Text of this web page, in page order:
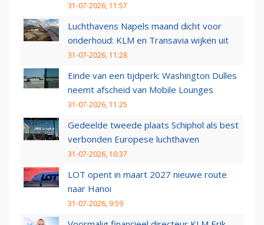
31-07-2026, 11:57
Luchthavens Napels maand dicht voor
onderhoud: KLM en Transavia wijken uit
31-07-2026, 11:28
Einde van een tijdperk: Washington Dulles
neemt afscheid van Mobile Lounges
31-07-2026, 11:25
Gedeelde tweede plaats Schiphol als best
verbonden Europese luchthaven
31-07-2026, 10:37
LOT opent in maart 2027 nieuwe route
naar Hanoi
31-07-2026, 9:59